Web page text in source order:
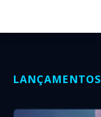
LANÇAMENTOS